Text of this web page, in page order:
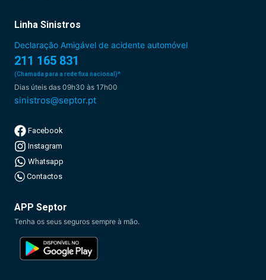
Linha Sinistros
Declaração Amigável de acidente automóvel
211 165 831
(Chamada para a rede fixa nacional)*
Dias úteis das 09h30 às 17h00
sinistros@septor.pt
Facebook
Instagram
Whatsapp
Contactos
APP Septor
Tenha os seus seguros sempre à mão.